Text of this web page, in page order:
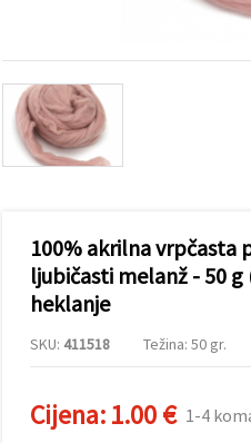
prikazivali
sadržaj i
oglase,
uključujući
uz pomoć
naših
Možete
pristati na
korištenje
klikom na
"Prihvati
sve!" Ili
svoje
preferencije
100% akrilna vrpčasta
ljubičasti melanž - 50
heklanje
SKU: 411518 Težina: 50 gr.
Cijena:1.00 € 1-4